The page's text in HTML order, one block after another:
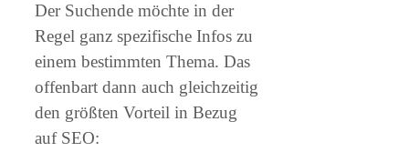
Der Suchende möchte in der
Regel ganz spezifische Infos zu
einem bestimmten Thema. Das
offenbart dann auch gleichzeitig
den größten Vorteil in Bezug
auf SEO: